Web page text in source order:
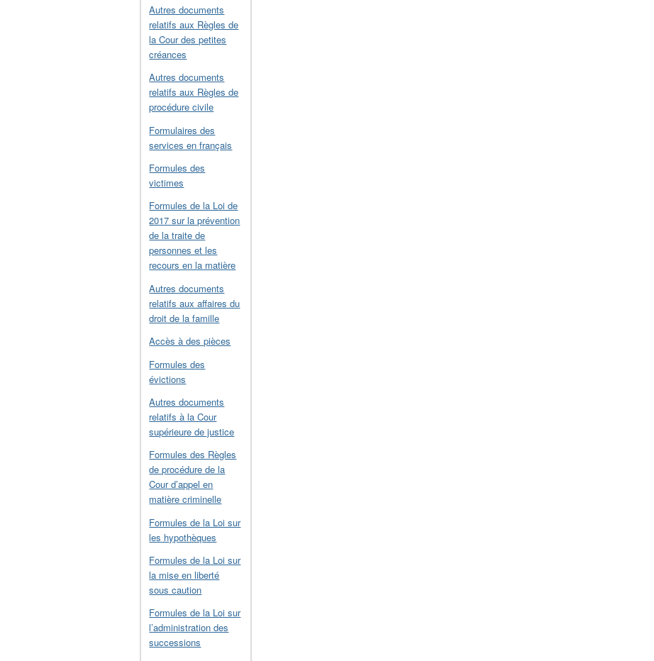
Autres documents
relatifs aux Règles de
la Cour des petites
créances
Autres documents
relatifs aux Règles de
procédure civile
Formulaires des
services en français
Formules des
victimes
Formules de la Loi de
2017 sur la prévention
de la traite de
personnes et les
recours en la matière
Autres documents
relatifs aux affaires du
droit de la famille
Accès à des pièces
Formules des
évictions
Autres documents
relatifs à la Cour
supérieure de justice
Formules des Règles
de procédure de la
Cour d’appel en
matière criminelle
Formules de la Loi sur
les hypothèques
Formules de la Loi sur
la mise en liberté
sous caution
Formules de la Loi sur
l’administration des
successions